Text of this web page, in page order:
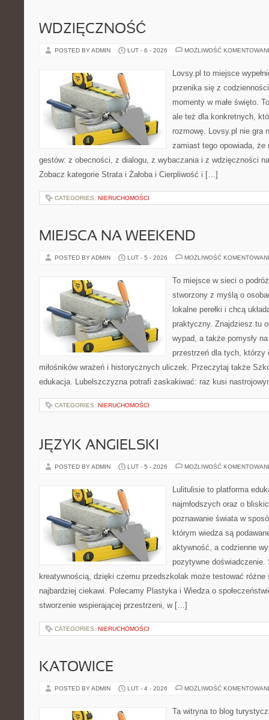
WDZIĘCZNOŚĆ
POSTED BY ADMIN LUT - 6 - 2026 MOŻLIWOŚĆ
Lovsy.pl to miejsce
przenika się z
momenty w małe święto.
ale też dla konkretnych,
rozmowę. Lovsy.pl nie gra
zamiast tego opowiada,
gestów: z obecności, z dialogu, z wybaczania i z wdzięczności
Zobacz kategorie Strata i Żałoba i Cierpliwość i […]
CATEGORIES: NIERUCHOMOŚCI
MIEJSCA NA WEEKEND
POSTED BY ADMIN LUT - 5 - 2026 MOŻLIWOŚĆ
To miejsce w sieci o
stworzony z myślą o
lokalne perełki i chcą
praktyczny. Znajdziesz tu
wypad, a także pomysły
przestrzeń dla tych, którzy
miłośników wrażeń i historycznych uliczek. Przeczytaj także
edukacja. Lubelszczyzna potrafi zaskakiwać: raz kusi
CATEGORIES: NIERUCHOMOŚCI
JĘZYK ANGIELSKI
POSTED BY ADMIN LUT - 5 - 2026 MOŻLIWOŚĆ
Lulitulisie to platforma
najmłodszych oraz o
poznawanie świata w
którym wiedza są
aktywność, a codzienne
pozytywne doświadczenie.
kreatywnością, dzięki czemu przedszkolak może testować
najbardziej ciekawi. Polecamy Plastyka i Wiedza o
stworzenie wspierającej przestrzeni, w […]
CATEGORIES: NIERUCHOMOŚCI
KATOWICE
POSTED BY ADMIN LUT - 4 - 2026 MOŻLIWOŚĆ
Ta witryna to blog